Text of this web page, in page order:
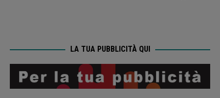
LA TUA PUBBLICITÀ QUI